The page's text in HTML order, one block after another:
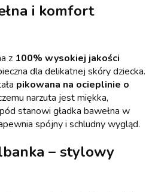
i komfort
z 100% wysokiej jakości
dla delikatnej skóry dziecka.
pikowana na ocieplinie o
narzuta jest miękka,
stanowi gładka bawełna w
spójny i schludny wygląd.
– stylowy